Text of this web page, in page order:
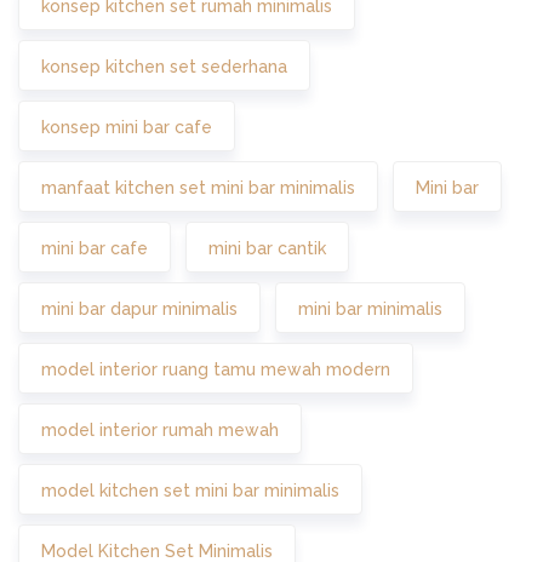
konsep kitchen set rumah minimalis
konsep kitchen set sederhana
konsep mini bar cafe
manfaat kitchen set mini bar minimalis Mini bar
mini bar cafe mini bar cantik
mini bar dapur minimalis mini bar minimalis
model interior ruang tamu mewah modern
model interior rumah mewah
model kitchen set mini bar minimalis
Model Kitchen Set Minimalis